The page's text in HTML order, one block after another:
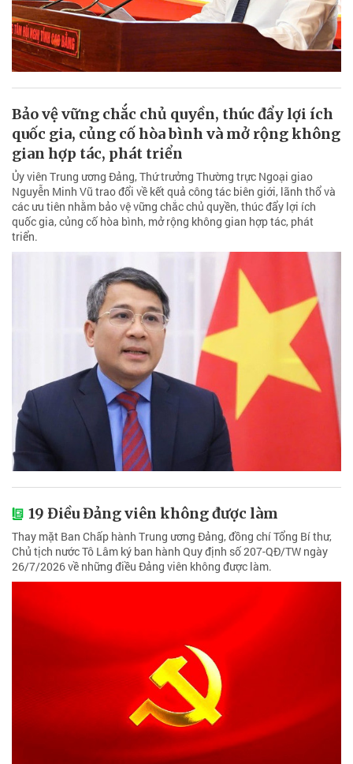
Bảo vệ vững chắc chủ quyền, thúc đẩy lợi ích
quốc gia, củng cố hòa bình và mở rộng không
gian hợp tác, phát triển
Ủy viên Trung ương Đảng, Thứ trưởng Thường trực Ngoại giao
Nguyễn Minh Vũ trao đổi về kết quả công tác biên giới, lãnh thổ và
các ưu tiên nhằm bảo vệ vững chắc chủ quyền, thúc đẩy lợi ích
quốc gia, củng cố hòa bình, mở rộng không gian hợp tác, phát
triển.
19 Điều Đảng viên không được làm
Thay mặt Ban Chấp hành Trung ương Đảng, đồng chí Tổng Bí thư,
Chủ tịch nước Tô Lâm ký ban hành Quy định số 207-QĐ/TW ngày
26/7/2026 về những điều Đảng viên không được làm.